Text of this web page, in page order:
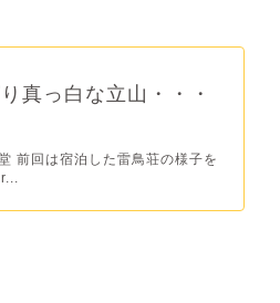
真っ白な立山・・・
前回は宿泊した雷鳥荘の様子を